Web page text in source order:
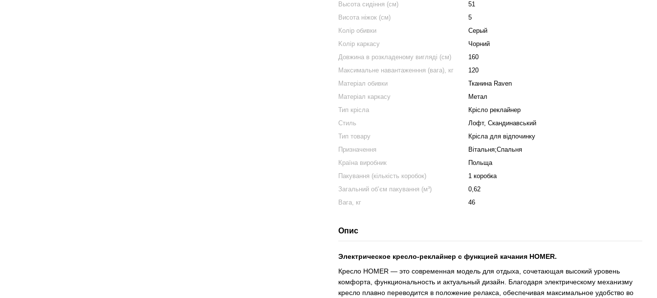
Высота сидіння (см)
51
Висота ніжок (см)
5
Колір обивки
Серый
Kолір каркасу
Чорний
Довжина в розкладеному вигляді (см)
160
Максимальне навантаженння (вага), кг
120
Матеріал обивки
Тканина Raven
Матеріал каркасу
Метал
Тип крісла
Крісло реклайнер
Стиль
Лофт, Скандинавський
Тип товару
Крісла для відпочинку
Призначення
Вітальня;Спальня
Країна виробник
Польща
Пакування (кількість коробок)
1 коробка
Загальний об’єм пакування (м³)
0,62
Вага, кг
46
Опис
Электрическое кресло-реклайнер с функцией качания HOMER.
Кресло HOMER — это современная модель для отдыха, сочетающая высокий уровень
комфорта, функциональность и актуальный дизайн. Благодаря электрическому механизму
кресло плавно переводится в положение релакса, обеспечивая максимальное удобство во